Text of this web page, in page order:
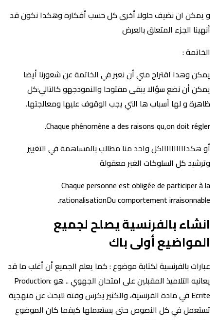
و يمكن ان نضيف حلولا أخرى كل حسب أفكاره وهكدا نكون قد
أنهينا الجزء المتعلق بالعرض
الخاتمة :
يمكن وهدا اقتراح مني أن نعبر في الخاتمة عن شعورنا أيضا
يمكن أن نضع سؤالا يبقى مفتوحا والنمودجهو كالتالي:كل
ظاهرة و لها أسباب ها التي يجب الوقوف عليها ومعالجتها.
Chaque phénomène a des raisons qu,on doit régler.
أو هكدااااااااااكل واحد منا مطالب بالمساهمة في التغيير
وترشيد كل السلوكات الغير معقولة
Chaque personne est obligée de participer à la
rationalisationDu comportement irraisonnable.
انشاء بالفرنسية يصلح لجميع
المواضيع أولى باك
عبارات بالفرنسية لكتابة موضوع : كما يعلم الجميع أن أغلب ما قد
يعانيه التلاميذ المقبلين على امتحان الجهوي .. هو :Production
Ecrite في مادة الفرنسية، والكثير يكرس وقته للبحث عن منهجية
تستعمل في كل النصوص حتى يستعملها كيفما كان الموضوع